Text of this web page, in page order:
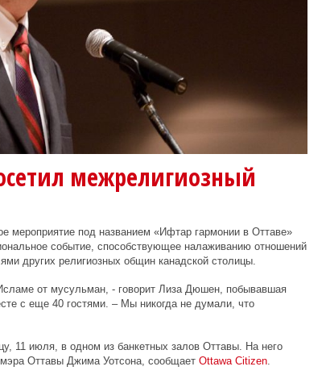
межрелигиозный
мероприятие под названием «Ифтар гармонии в Оттаве»
событие, способствующее налаживанию отношений
других религиозных общин канадской столицы.
от мусульман, - говорит Лиза Дюшен, побывавшая
с еще 40 гостями. – Мы никогда не думали, что
11 июля, в одном из банкетных залов Оттавы. На него
Оттавы Джима Уотсона, сообщает Ottawa Citizen.